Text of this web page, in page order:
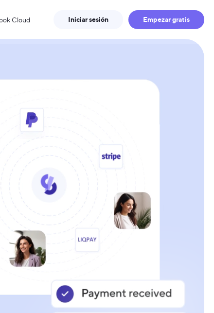
Cloud Iniciar sesión Empezar gratis